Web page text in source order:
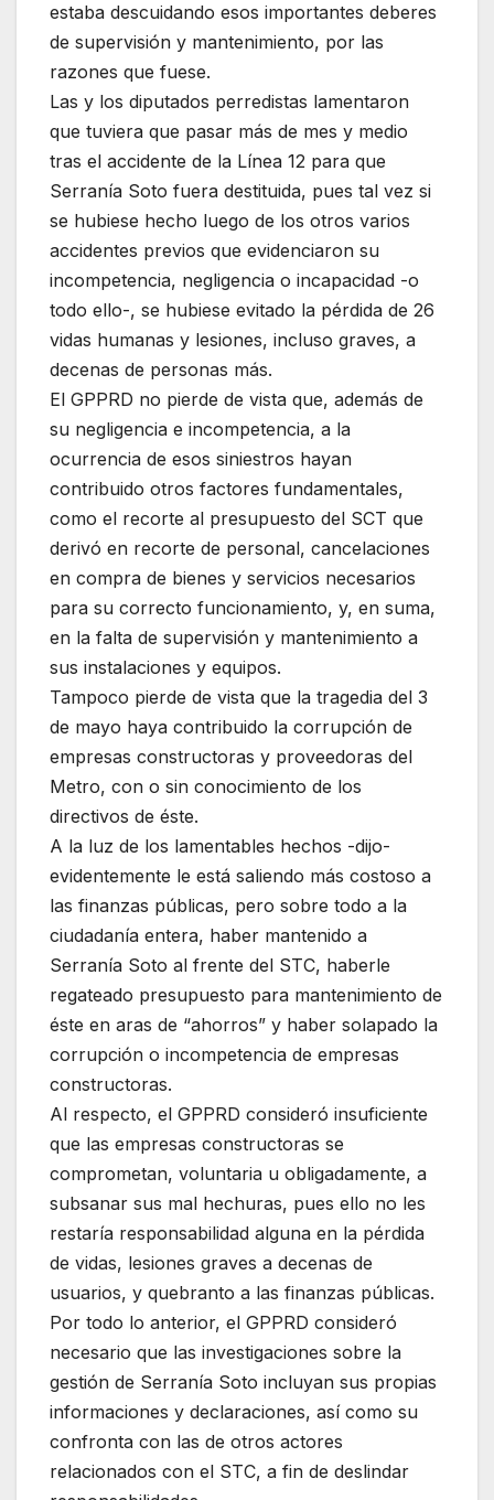
estaba descuidando esos importantes deberes
de supervisión y mantenimiento, por las
razones que fuese.
Las y los diputados perredistas lamentaron
que tuviera que pasar más de mes y medio
tras el accidente de la Línea 12 para que
Serranía Soto fuera destituida, pues tal vez si
se hubiese hecho luego de los otros varios
accidentes previos que evidenciaron su
incompetencia, negligencia o incapacidad -o
todo ello-, se hubiese evitado la pérdida de 26
vidas humanas y lesiones, incluso graves, a
decenas de personas más.
El GPPRD no pierde de vista que, además de
su negligencia e incompetencia, a la
ocurrencia de esos siniestros hayan
contribuido otros factores fundamentales,
como el recorte al presupuesto del SCT que
derivó en recorte de personal, cancelaciones
en compra de bienes y servicios necesarios
para su correcto funcionamiento, y, en suma,
en la falta de supervisión y mantenimiento a
sus instalaciones y equipos.
Tampoco pierde de vista que la tragedia del 3
de mayo haya contribuido la corrupción de
empresas constructoras y proveedoras del
Metro, con o sin conocimiento de los
directivos de éste.
A la luz de los lamentables hechos -dijo-
evidentemente le está saliendo más costoso a
las finanzas públicas, pero sobre todo a la
ciudadanía entera, haber mantenido a
Serranía Soto al frente del STC, haberle
regateado presupuesto para mantenimiento de
éste en aras de “ahorros” y haber solapado la
corrupción o incompetencia de empresas
constructoras.
Al respecto, el GPPRD consideró insuficiente
que las empresas constructoras se
comprometan, voluntaria u obligadamente, a
subsanar sus mal hechuras, pues ello no les
restaría responsabilidad alguna en la pérdida
de vidas, lesiones graves a decenas de
usuarios, y quebranto a las finanzas públicas.
Por todo lo anterior, el GPPRD consideró
necesario que las investigaciones sobre la
gestión de Serranía Soto incluyan sus propias
informaciones y declaraciones, así como su
confronta con las de otros actores
relacionados con el STC, a fin de deslindar